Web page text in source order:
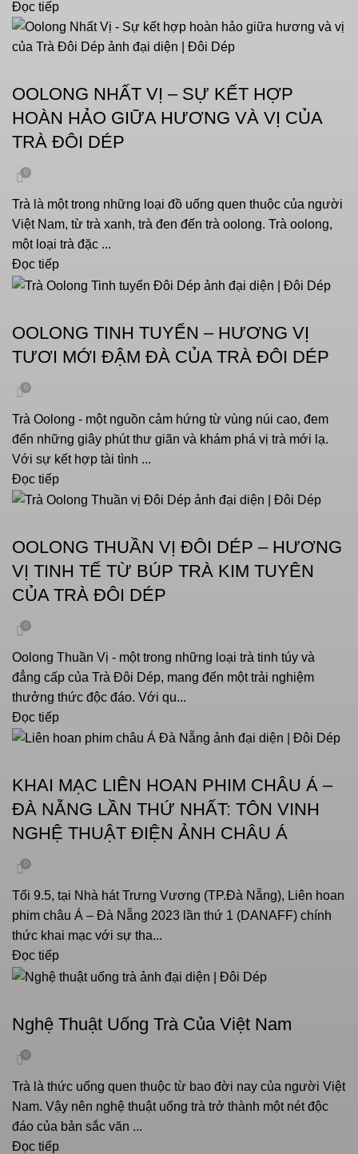
Đọc tiếp
OOLONG NHẤT VỊ – SỰ KẾT HỢP
HOÀN HẢO GIỮA HƯƠNG VÀ VỊ CỦA
TRÀ ĐÔI DÉP
0
Trà là một trong những loại đồ uống quen thuộc của người
Việt Nam, từ trà xanh, trà đen đến trà oolong. Trà oolong,
một loại trà đặc ...
Đọc tiếp
OOLONG TINH TUYỂN – HƯƠNG VỊ
TƯƠI MỚI ĐẬM ĐÀ CỦA TRÀ ĐÔI DÉP
0
Trà Oolong - một nguồn cảm hứng từ vùng núi cao, đem
đến những giây phút thư giãn và khám phá vị trà mới lạ.
Với sự kết hợp tài tình ...
Đọc tiếp
OOLONG THUẦN VỊ ĐÔI DÉP – HƯƠNG
VỊ TINH TẾ TỪ BÚP TRÀ KIM TUYÊN
CỦA TRÀ ĐÔI DÉP
0
Oolong Thuần Vị - một trong những loại trà tinh túy và
đẳng cấp của Trà Đôi Dép, mang đến một trải nghiệm
thưởng thức độc đáo. Với qu...
Đọc tiếp
KHAI MẠC LIÊN HOAN PHIM CHÂU Á –
ĐÀ NẴNG LẦN THỨ NHẤT: TÔN VINH
NGHỆ THUẬT ĐIỆN ẢNH CHÂU Á
0
Tối 9.5, tại Nhà hát Trưng Vương (TP.Đà Nẵng), Liên hoan
phim châu Á – Đà Nẵng 2023 lần thứ 1 (DANAFF) chính
thức khai mạc với sự tha...
Đọc tiếp
Nghệ Thuật Uống Trà Của Việt Nam
0
Trà là thức uống quen thuộc từ bao đời nay của người Việt
Nam. Vậy nên nghệ thuật uống trà trở thành một nét độc
đáo của bản sắc văn ...
Đọc tiếp